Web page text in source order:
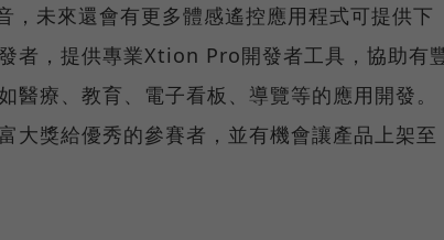
，未來還會有更多體感遙控應用程式可提供下
者，提供專業Xtion Pro開發者工具，協助有
療、教育、電子看板、導覽等的應用開發。
大獎給優秀的參賽者，並有機會讓產品上架至